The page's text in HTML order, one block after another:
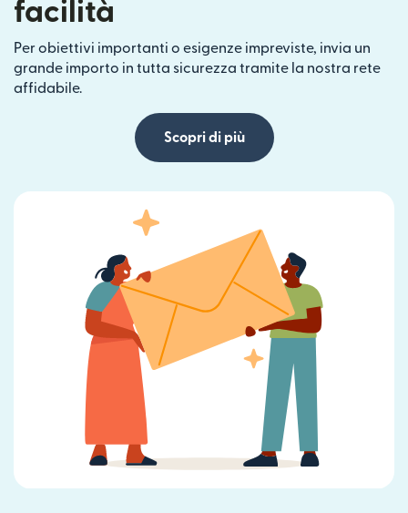
facilità
Per obiettivi importanti o esigenze impreviste, invia un
grande importo in tutta sicurezza tramite la nostra rete
affidabile.
Scopri di più